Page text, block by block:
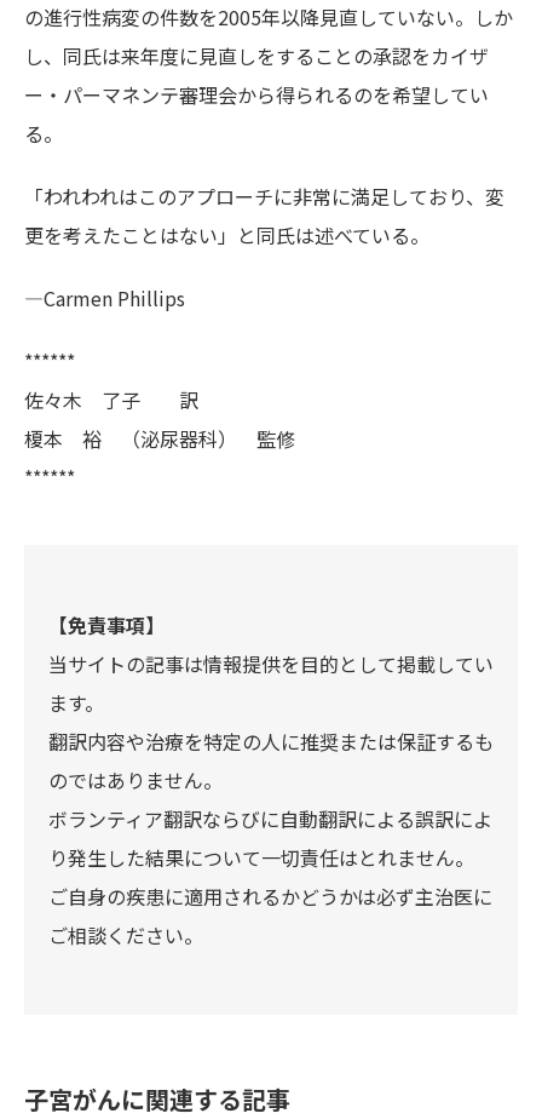
の進行性病変の件数を2005年以降見直していない。しか
し、同氏は来年度に見直しをすることの承認をカイザ
ー・パーマネンテ審理会から得られるのを希望してい
る。
「われわれはこのアプローチに非常に満足しており、変
更を考えたことはない」と同氏は述べている。
—Carmen Phillips
******
佐々木 了子 訳
榎本 裕 （泌尿器科） 監修
******
【免責事項】
当サイトの記事は情報提供を目的として掲載してい
ます。
翻訳内容や治療を特定の人に推奨または保証するも
のではありません。
ボランティア翻訳ならびに自動翻訳による誤訳によ
り発生した結果について一切責任はとれません。
ご自身の疾患に適用されるかどうかは必ず主治医に
ご相談ください。
子宮がんに関連する記事